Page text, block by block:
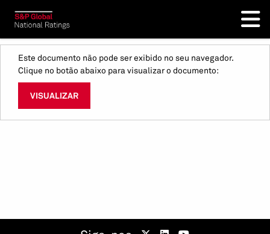
Este documento não pode ser exibido no seu navegador.
Clique no botão abaixo para visualizar o documento:
VISUALIZAR